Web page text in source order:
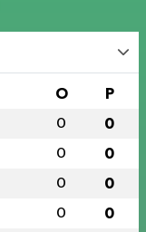
O P
0 0
0 0
0 0
0 0